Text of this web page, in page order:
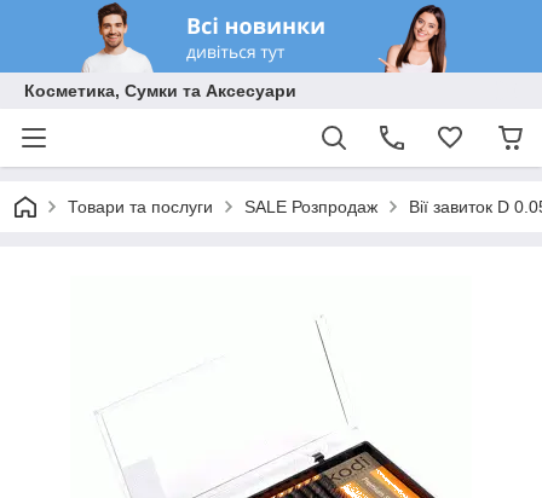
Косметика, Сумки та Аксесуари
Товари та послуги SALE Розпродаж Вії завиток D